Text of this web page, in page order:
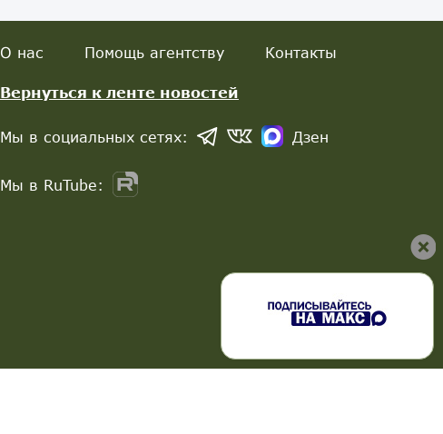
О нас Помощь агентству Контакты
Вернуться к ленте новостей
Мы в социальных сетях: Дзен
Мы в RuTube: